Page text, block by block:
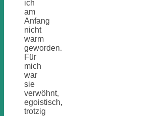
ich
am
Anfang
nicht
warm
geworden.
Für
mich
war
sie
verwöhnt,
egoistisch,
trotzig